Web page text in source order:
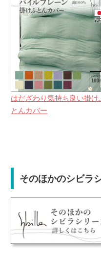
はだざわり気持ち良い掛け
とんカバー
そのほかのシビラ